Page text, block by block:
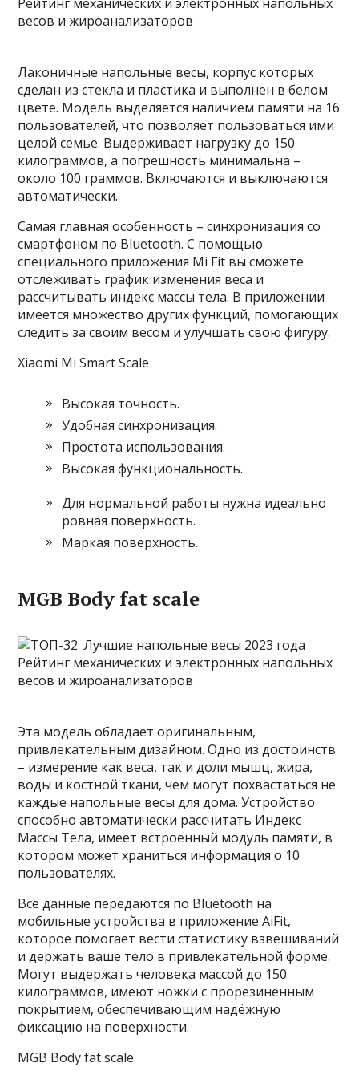
Лаконичные напольные весы, корпус которых
сделан из стекла и пластика и выполнен в белом
цвете. Модель выделяется наличием памяти на 16
пользователей, что позволяет пользоваться ими
целой семье. Выдерживает нагрузку до 150
килограммов, а погрешность минимальна –
около 100 граммов. Включаются и выключаются
автоматически.
Самая главная особенность – синхронизация со
смартфоном по Bluetooth. С помощью
специального приложения Mi Fit вы сможете
отслеживать график изменения веса и
рассчитывать индекс массы тела. В приложении
имеется множество других функций, помогающих
следить за своим весом и улучшать свою фигуру.
Xiaomi Mi Smart Scale
Высокая точность.
Удобная синхронизация.
Простота использования.
Высокая функциональность.
Для нормальной работы нужна идеально
ровная поверхность.
Маркая поверхность.
MGB Body fat scale
Эта модель обладает оригинальным,
привлекательным дизайном. Одно из достоинств
– измерение как веса, так и доли мышц, жира,
воды и костной ткани, чем могут похвастаться не
каждые напольные весы для дома. Устройство
способно автоматически рассчитать Индекс
Массы Тела, имеет встроенный модуль памяти, в
котором может храниться информация о 10
пользователях.
Все данные передаются по Bluetooth на
мобильные устройства в приложение AiFit,
которое помогает вести статистику взвешиваний
и держать ваше тело в привлекательной форме.
Могут выдержать человека массой до 150
килограммов, имеют ножки с прорезиненным
покрытием, обеспечивающим надёжную
фиксацию на поверхности.
MGB Body fat scale